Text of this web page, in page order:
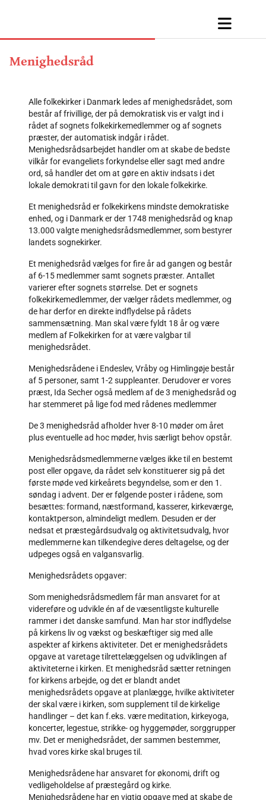
Menighedsråd
Alle folkekirker i Danmark ledes af menighedsrådet, som
består af frivillige, der på demokratisk vis er valgt ind i
rådet af sognets folkekirkemedlemmer og af sognets
præster, der automatisk indgår i rådet.
Menighedsrådsarbejdet handler om at skabe de bedste
vilkår for evangeliets forkyndelse eller sagt med andre
ord, så handler det om at gøre en aktiv indsats i det
lokale demokrati til gavn for den lokale folkekirke.
Et menighedsråd er folkekirkens mindste demokratiske
enhed, og i Danmark er der 1748 menighedsråd og knap
13.000 valgte menighedsrådsmedlemmer, som bestyrer
landets sognekirker.
Et menighedsråd vælges for fire år ad gangen og består
af 6-15 medlemmer samt sognets præster. Antallet
varierer efter sognets størrelse. Det er sognets
folkekirkemedlemmer, der vælger rådets medlemmer, og
de har derfor en direkte indflydelse på rådets
sammensætning. Man skal være fyldt 18 år og være
medlem af Folkekirken for at være valgbar til
menighedsrådet.
Menighedsrådene i Endeslev, Vråby og Himlingøje består
af 5 personer, samt 1-2 suppleanter. Derudover er vores
præst, Ida Secher også medlem af de 3 menighedsråd og
har stemmeret på lige fod med rådenes medlemmer
De 3 menighedsråd afholder hver 8-10 møder om året
plus eventuelle ad hoc møder, hvis særligt behov opstår.
Menighedsrådsmedlemmerne vælges ikke til en bestemt
post eller opgave, da rådet selv konstituerer sig på det
første møde ved kirkeårets begyndelse, som er den 1.
søndag i advent. Der er følgende poster i rådene, som
besættes: formand, næstformand, kasserer, kirkeværge,
kontaktperson, almindeligt medlem. Desuden er der
nedsat et præstegårdsudvalg og aktivitetsudvalg, hvor
medlemmerne kan tilkendegive deres deltagelse, og der
udpeges også en valgansvarlig.
Menighedsrådets opgaver:
Som menighedsrådsmedlem får man ansvaret for at
videreføre og udvikle én af de væsentligste kulturelle
rammer i det danske samfund. Man har stor indflydelse
på kirkens liv og vækst og beskæftiger sig med alle
aspekter af kirkens aktiviteter. Det er menighedsrådets
opgave at varetage tilrettelæggelsen og udviklingen af
aktiviteterne i kirken. Et menighedsråd sætter retningen
for kirkens arbejde, og det er blandt andet
menighedsrådets opgave at planlægge, hvilke aktiviteter
der skal være i kirken, som supplement til de kirkelige
handlinger – det kan f.eks. være meditation, kirkeyoga,
koncerter, legestue, strikke- og hyggemøder, sorggrupper
mv. Det er menighedsrådet, der sammen bestemmer,
hvad vores kirke skal bruges til.
Menighedsrådene har ansvaret for økonomi, drift og
vedligeholdelse af præstegård og kirke.
Menighedsrådene har en vigtig opgave med at skabe de